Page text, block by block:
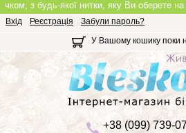
з будь-якої нитки, яку Ви оберете на
Вхід Реєстрація
Забули пароль?
У Вашому кошику поки
+38 (099) 739-0